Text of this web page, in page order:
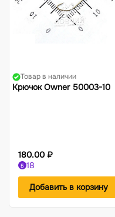
Товар в наличии
Крючок Owner 50003-10
180.00 ₽
Б 18
Добавить в корзину